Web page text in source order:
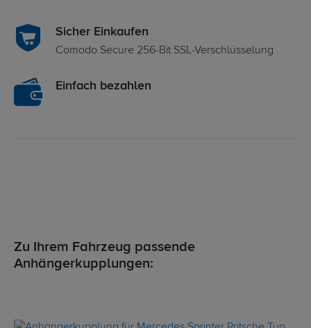
Sicher Einkaufen
Comodo Secure 256-Bit SSL-Verschlüsselung
Einfach bezahlen
Zu Ihrem Fahrzeug passende
Anhängerkupplungen: